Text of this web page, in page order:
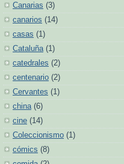
Canarias (3)
canarios (14)
casas (1)
Cataluña (1)
catedrales (2)
centenario (2)
Cervantes (1)
china (6)
cine (14)
Coleccionismo (1)
cómics (8)